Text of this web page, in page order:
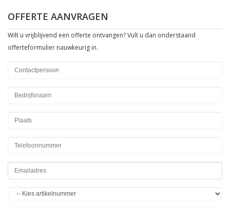
OFFERTE AANVRAGEN
Wilt u vrijblijvend een offerte ontvangen? Vult u dan onderstaand
offerteformulier nauwkeurig in.